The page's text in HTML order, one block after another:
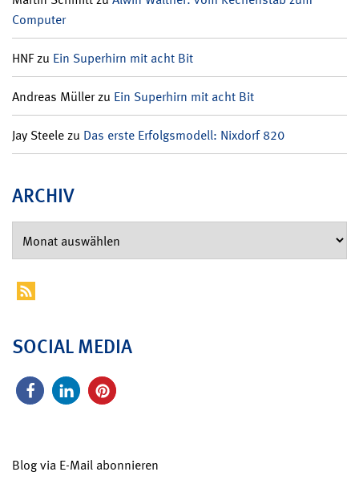
Computer
HNFzu Ein Superhirn mit acht Bit
Andreas Müllerzu Ein Superhirn mit acht Bit
Jay Steelezu Das erste Erfolgsmodell: Nixdorf 820
ARCHIV
SOCIAL MEDIA
Blog via E-Mail abonnieren